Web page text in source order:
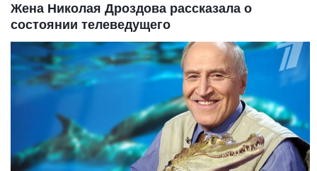
Жена Николая Дроздова рассказала о
состоянии телеведущего